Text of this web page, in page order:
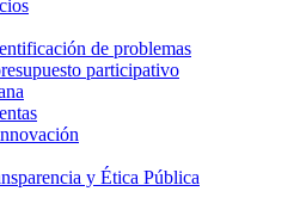
de problemas
participativo​
y Ética Pública